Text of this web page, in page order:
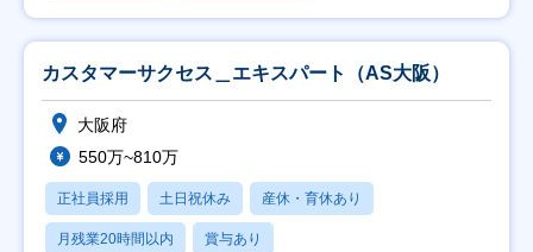
カスタマーサクセス＿エキスパート（AS大阪）
大阪府
550万~810万
正社員採用 土日祝休み 産休・育休あり
月残業20時間以内 賞与あり